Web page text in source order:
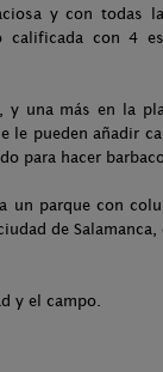
y con todas
calificada con 4
una más en la
le pueden añadir
para hacer
un parque con
de
y el campo.